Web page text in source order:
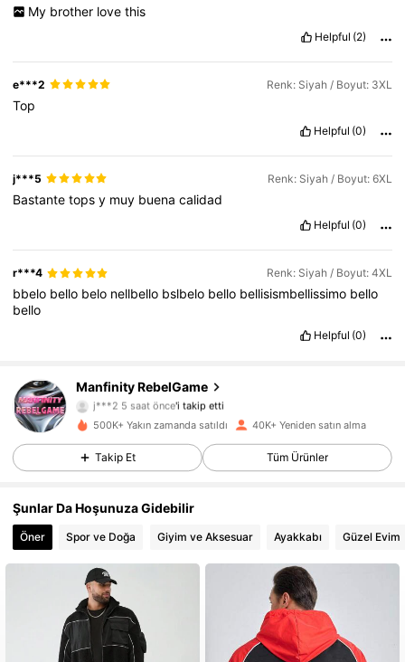
My brother love this
Helpful (2)
e***2 Renk: Siyah / Boyut: 3XL
Top
Helpful (0)
j***5 Renk: Siyah / Boyut: 6XL
Bastantetopsy muy buenacalidad
Helpful (0)
r***4 Renk: Siyah / Boyut: 4XL
bbelo bello belo nellbello bslbelo bello bellisismbellissimo bello
bello
Helpful (0)
Manfinity RebelGame
4,79
49K Takipçiler
j***2 5 saat önce'i takip etti
4,79
4,79 49K Takipçiler
500K+ Yakın zamanda satıldı 40K+ Yeniden satın alma
Takip Et Tüm Ürünler
Şunlar Da Hoşunuza Gidebilir
Öner Spor ve Doğa Giyim ve Aksesuar Ayakkabı Güzel Evim